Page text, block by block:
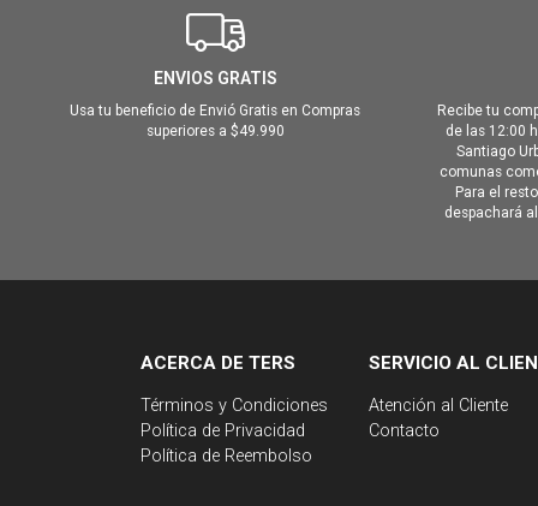
ENVIOS GRATIS
Usa tu beneficio de Envió Gratis en Compras
superiores a $49.990
Recibe tu
de las 12:00
Santiago
comunas
Para el
despachará
ACERCA DE TERS
Términos y Condiciones
Política de Privacidad
Política de Reembolso
SERVICIO AL
Atención al Cliente
Contacto